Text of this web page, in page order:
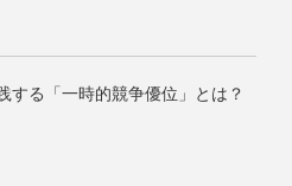
する「一時的競争優位」とは？